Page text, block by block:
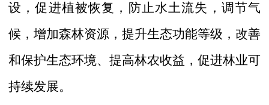
设，促进植被恢复，防止水土流失，调节气
候，增加森林资源，提升生态功能等级，改善
和保护生态环境、提高林农收益，促进林业可
持续发展。